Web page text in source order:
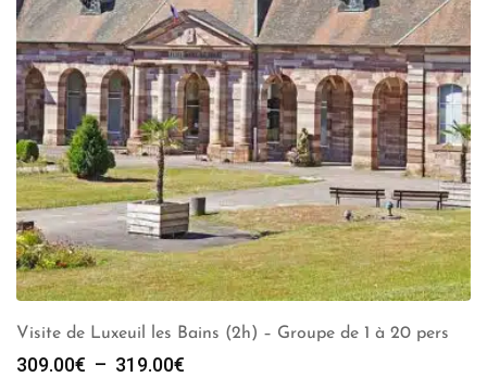
Visite de Luxeuil les Bains (2h) – Groupe de 1 à 20 pers
309.00€ – 319.00€